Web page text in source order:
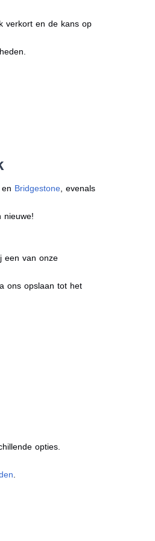
verkort en de kans op
en Bridgestone , evenals
nieuwe!
een van onze
ons opslaan tot het
opties.